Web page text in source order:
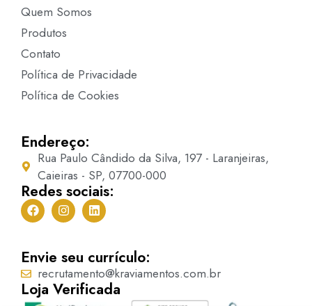
Quem Somos
Produtos
Contato
Política de Privacidade
Política de Cookies
Endereço:
Rua Paulo Cândido da Silva, 197 - Laranjeiras,
Caieiras - SP, 07700-000
Redes sociais:
Envie seu currículo:
recrutamento@kraviamentos.com.br
Loja Verificada